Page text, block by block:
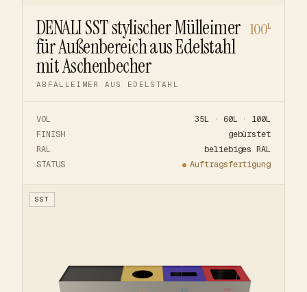
DENALI SST stylischer Mülleimer
für Außenbereich aus Edelstahl
mit Aschenbecher
ABFALLEIMER AUS EDELSTAHL
100L
VOL
35L · 60L · 100L
FINISH
gebürstet
RAL
beliebiges RAL
STATUS
Auftragsfertigung
SST